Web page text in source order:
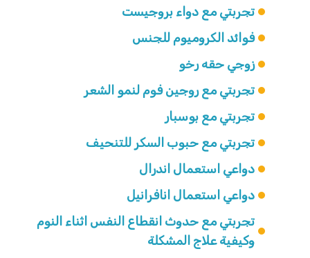
تجربتي مع دواء بروجيست
فوائد الكروميوم للجنس
زوجي حقه رخو
تجربتي مع روجين فوم لنمو الشعر
تجربتي مع بوسبار
تجربتي مع حبوب السكر للتنحيف
دواعي استعمال اندرال
دواعي استعمال انافرانيل
تجربتي مع حدوث انقطاع النفس اثناء النوم
وكيفية علاج المشكلة